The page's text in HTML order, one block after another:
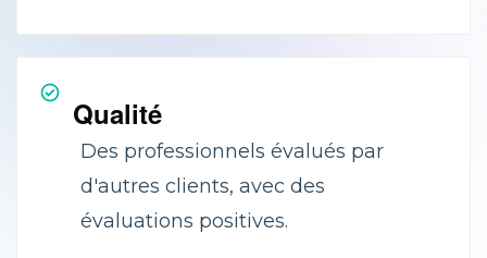
Qualité
Des professionnels évalués par
d'autres clients, avec des
évaluations positives.